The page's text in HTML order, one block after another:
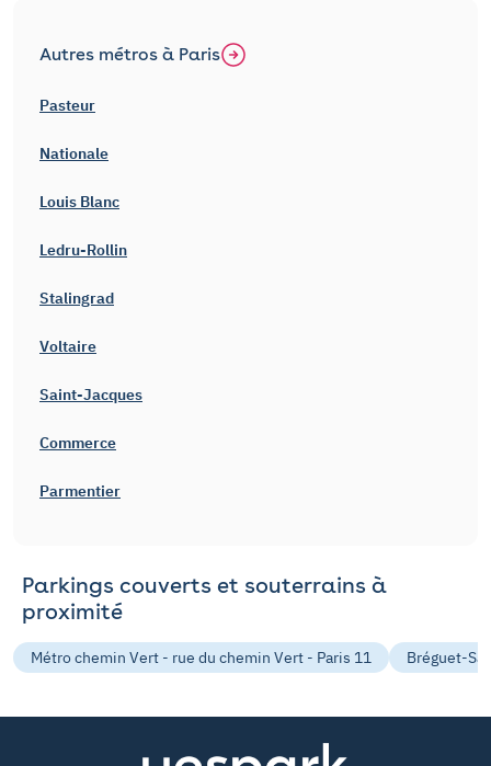
Autres métros à Paris
Pasteur
Nationale
Louis Blanc
Ledru-Rollin
Stalingrad
Voltaire
Saint-Jacques
Commerce
Parmentier
Parkings couverts et souterrains à
proximité
Métro chemin Vert - rue du chemin Vert - Paris 11 Bréguet-